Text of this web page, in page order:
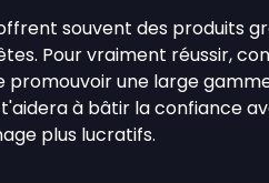
souvent des produits
Pour vraiment réussir,
promouvoir une large
à bâtir la confiance
plus lucratifs.